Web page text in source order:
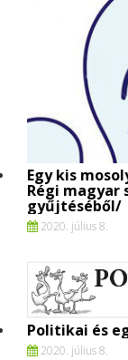
Egy kis
Régi magyar
gyűjtéséből/
2020. július 8.
Politikai és
2020. július 8.